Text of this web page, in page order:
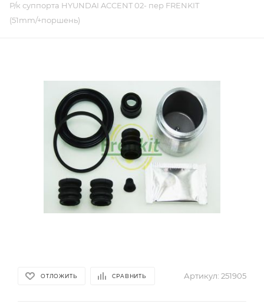
Р/к суппорта HYUNDAI ACCENT 02- пер FRENKIT
(51mm/+поршень)
ОТЛОЖИТЬ СРАВНИТЬ Артикул: 251905